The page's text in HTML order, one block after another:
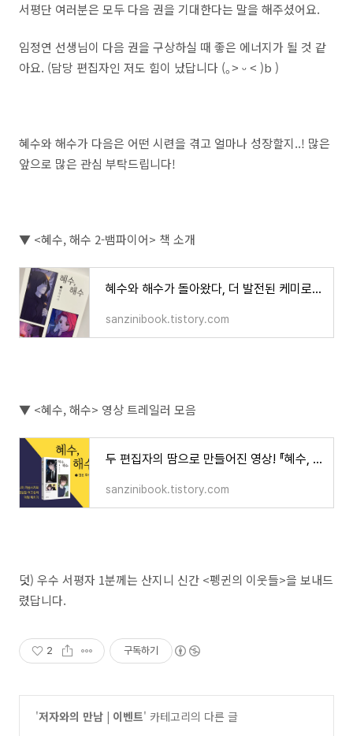
서평단 여러분은 모두 다음 권을 기대한다는 말을 해주셨어요.
임정연 선생님이 다음 권을 구상하실 때 좋은 에너지가 될 것 같
아요. (담당 편집자인 저도 힘이 났답니다 (｡˃ ᵕ ˂ )b )
혜수와 해수가 다음은 어떤 시련을 겪고 얼마나 성장할지..! 많은
앞으로 많은 관심 부탁드립니다!
▼ <혜수, 해수 2-뱀파이어> 책 소개
혜수와 해수가 돌아왔다, 더 발전된 케미로! _『혜수, 해수 2-뱀파이어』:: 책소개
sanzinibook.tistory.com
▼ <혜수, 해수> 영상 트레일러 모음
두 편집자의 땀으로 만들어진 영상! 『혜수, 해수』 북트레일러가 드디어 공개되었습니다!
sanzinibook.tistory.com
덧) 우수 서평자 1분께는 산지니 신간 <펭귄의 이웃들>을 보내드
렸답니다.
2 구독하기
'저자와의 만남 | 이벤트' 카테고리의 다른 글